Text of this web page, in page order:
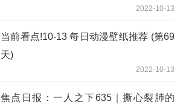
2022-10-13
当前看点!10-13 每日动漫壁纸推荐 (第69
天)
2022-10-13
焦点日报：一人之下635｜撕心裂肺的